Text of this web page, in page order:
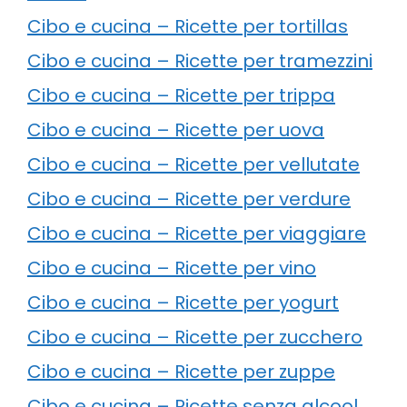
Cibo e cucina – Ricette per tortillas
Cibo e cucina – Ricette per tramezzini
Cibo e cucina – Ricette per trippa
Cibo e cucina – Ricette per uova
Cibo e cucina – Ricette per vellutate
Cibo e cucina – Ricette per verdure
Cibo e cucina – Ricette per viaggiare
Cibo e cucina – Ricette per vino
Cibo e cucina – Ricette per yogurt
Cibo e cucina – Ricette per zucchero
Cibo e cucina – Ricette per zuppe